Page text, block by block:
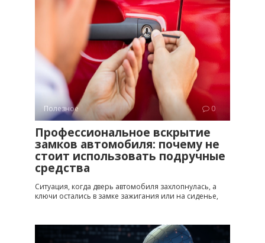
Полезное 0
Профессиональное вскрытие
замков автомобиля: почему не
стоит использовать подручные
средства
Ситуация, когда дверь автомобиля захлопнулась, а
ключи остались в замке зажигания или на сиденье,